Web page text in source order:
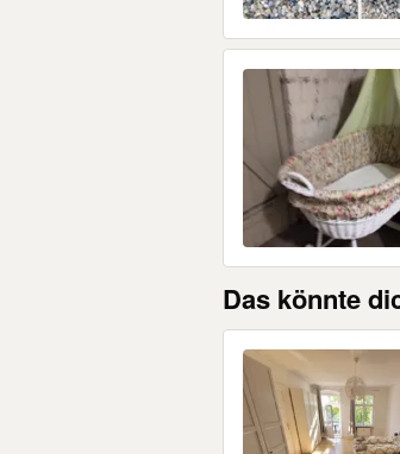
Das könnte